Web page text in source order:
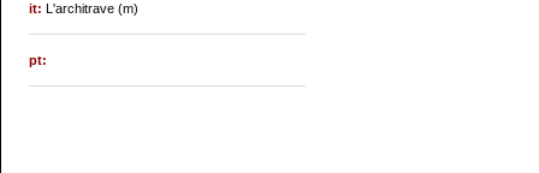
it:L'architrave (m)
pt: